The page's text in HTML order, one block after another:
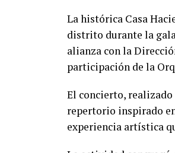
La histórica Casa
distrito durante la
alianza con la
participación de la
El concierto, realizado
repertorio inspirado
experiencia artística